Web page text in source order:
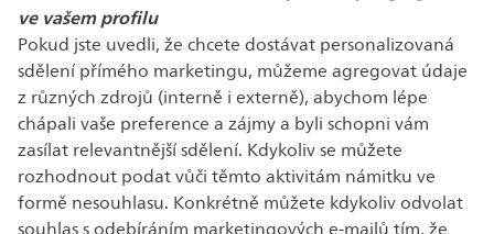
ve vašem profilu
Pokud jste uvedli, že chcete dostávat personalizovaná
sdělení přímého marketingu, můžeme agregovat údaje
z různých zdrojů (interně i externě), abychom lépe
chápali vaše preference a zájmy a byli schopni vám
zasílat relevantnější sdělení. Kdykoliv se můžete
rozhodnout podat vůči těmto aktivitám námitku ve
formě nesouhlasu. Konkrétně můžete kdykoliv odvolat